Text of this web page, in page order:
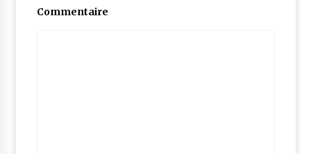
Commentaire